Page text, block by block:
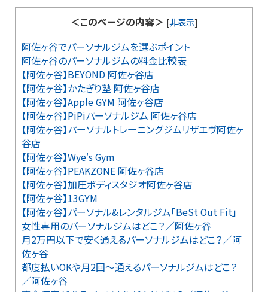
＜このページの内容＞ [非表示]
阿佐ヶ谷でパーソナルジムを選ぶポイント
阿佐ヶ谷のパーソナルジムの料金比較表
【阿佐ヶ谷】BEYOND 阿佐ヶ谷店
【阿佐ヶ谷】かたぎり塾 阿佐ヶ谷店
【阿佐ヶ谷】Apple GYM 阿佐ヶ谷店
【阿佐ヶ谷】PiPiパーソナルジム 阿佐ヶ谷店
【阿佐ヶ谷】パーソナルトレーニングジムリザエヴ阿佐ヶ
谷店
【阿佐ヶ谷】Wye's Gym
【阿佐ヶ谷】PEAKZONE 阿佐ヶ谷店
【阿佐ヶ谷】加圧ボディスタジオ阿佐ヶ谷店
【阿佐ヶ谷】13GYM
【阿佐ヶ谷】パーソナル&レンタルジム「BeSt Out Fit」
女性専用のパーソナルジムはどこ？／阿佐ヶ谷
月2万円以下で安く通えるパーソナルジムはどこ？／阿
佐ヶ谷
都度払いOKや月2回～通えるパーソナルジムはどこ？
／阿佐ヶ谷